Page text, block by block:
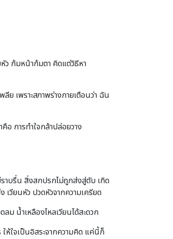
ว ก้มหน้าก้มตา คิดแต่วิธีหา
เพราะสภาพร่างกายเตือนว่า ฉัน
การทำใจกล้าปล่อยวาง
ราบรื่น สิ่งสกปรกไม่ถูกส่งสู่ตับ เกิด
วียนหัว ปวดหัวจากความเครียด
ม น้ำเหลืองไหลเวียนได้สะดวก
ห้ใจเป็นอิสระจากความคิด แค่นี้ก็